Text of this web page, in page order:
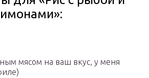
мясом на ваш вкус, у меня